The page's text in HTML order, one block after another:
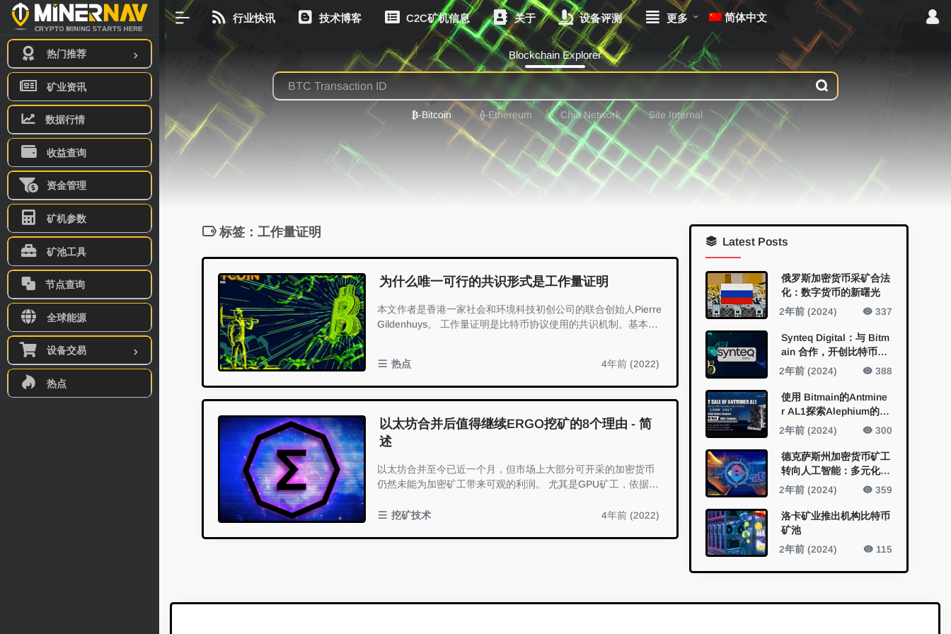
热门推荐
矿业资讯
数据行情
收益查询
资金管理
矿机参数
矿池工具
节点查询
全球能源
设备交易
热点
行业快讯 技术博客 C2C矿机信息 关于 设备评测 更多 简体中文
Blockchain Explorer
₿-Bitcoin ⟠-Ethereum Chia Network Site Internal
标签：工作量证明
为什么唯一可行的共识形式是工作量证明
本文作者是香港一家社会和环境科技初创公司的联合创始人Pierre
Gildenhuys。 工作量证明是比特币协议使用的共识机制。基本
热点 4年前 (2022)
以太坊合并后值得继续ERGO挖矿的8个理由 - 简
述
以太坊合并至今已近一个月，但市场上大部分可开采的加密货币
仍然未能为加密矿工带来可观的利润。 尤其是GPU矿工，依据现
挖矿技术 4年前 (2022)
Latest Posts
俄罗斯加密货币采矿合法
化：数字货币的新曙光
2年前 (2024) 337
Synteq Digital：与 Bitm
ain 合作，开创比特币挖
矿的未来
2年前 (2024) 388
使用 Bitmain的Antmine
r AL1探索Alephium的开
采新视野
2年前 (2024) 300
德克萨斯州加密货币矿工
转向人工智能：多元化的
新领域
2年前 (2024) 359
洛卡矿业推出机构比特币
矿池
2年前 (2024) 115